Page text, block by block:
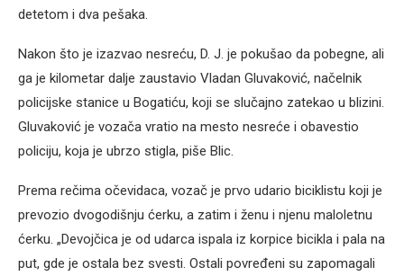
detetom i dva pešaka.
Nakon što je izazvao nesreću, D. J. je pokušao da pobegne, ali
ga je kilometar dalje zaustavio Vladan Gluvaković, načelnik
policijske stanice u Bogatiću, koji se slučajno zatekao u blizini.
Gluvaković je vozača vratio na mesto nesreće i obavestio
policiju, koja je ubrzo stigla, piše Blic.
Prema rečima očevidaca, vozač je prvo udario biciklistu koji je
prevozio dvogodišnju ćerku, a zatim i ženu i njenu maloletnu
ćerku. „Devojčica je od udarca ispala iz korpice bicikla i pala na
put, gde je ostala bez svesti. Ostali povređeni su zapomagali